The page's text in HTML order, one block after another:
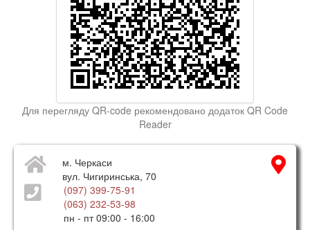
Для перегляду QR-code рекомендовано додаток QR Code
Reader
м. Черкаси
вул. Чигиринська, 70
(097) 399-75-91
(063) 232-53-98
пн - пт 09:00 - 16:00